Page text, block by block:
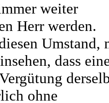
weiter
Herr werden.
Umstand,
dass
ohne